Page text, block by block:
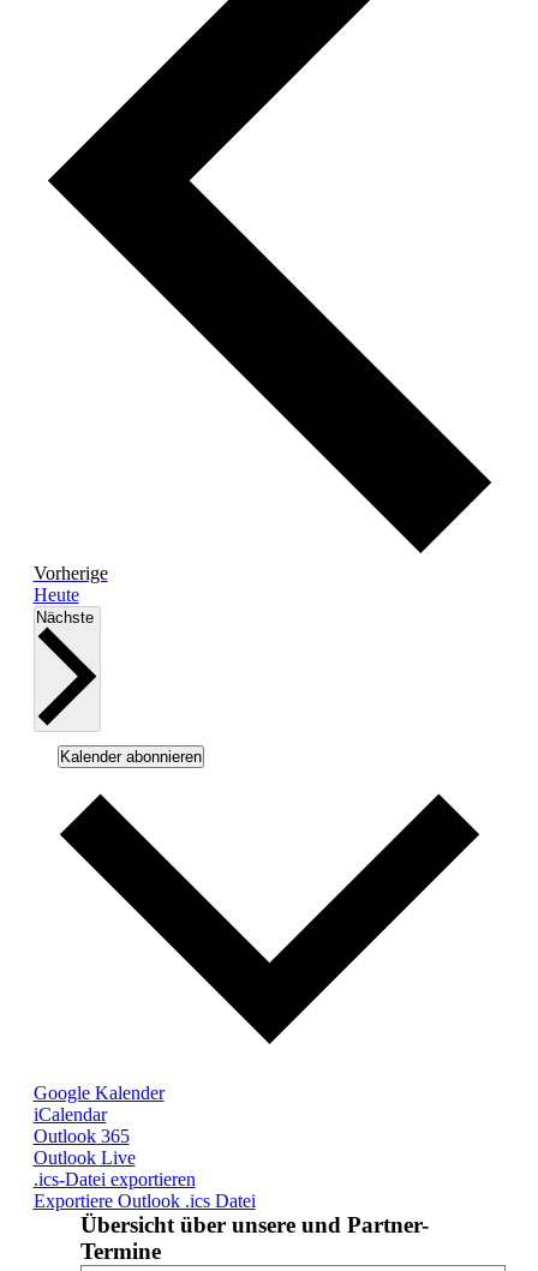
VorherigeVeranstaltungen
Heute
Nächste
Kalender abonnieren
Google Kalender
iCalendar
Outlook 365
Outlook Live
.ics-Datei exportieren
Exportiere Outlook .ics Datei
Übersicht über unsere und Partner-
Termine